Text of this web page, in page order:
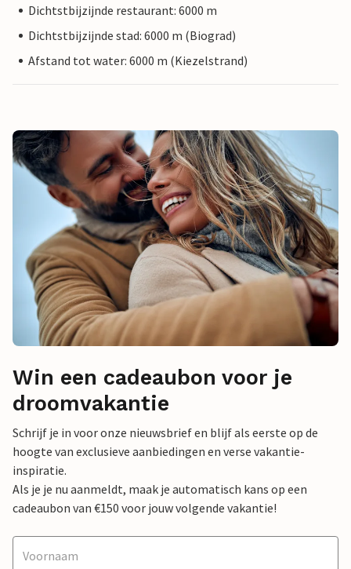
Dichtstbijzijnde restaurant: 6000 m
Dichtstbijzijnde stad: 6000 m (Biograd)
Afstand tot water: 6000 m (Kiezelstrand)
Win een cadeaubon voor je
droomvakantie
Schrijf je in voor onze nieuwsbrief en blijf als eerste op de
hoogte van exclusieve aanbiedingen en verse vakantie-
inspiratie.
Als je je nu aanmeldt, maak je automatisch kans op een
cadeaubon van €150 voor jouw volgende vakantie!